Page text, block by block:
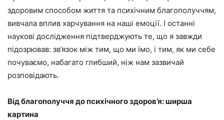
здоровим способом життя та психічним благополуччям,
вивчала вплив харчування на наші емоції. І останні
наукові дослідження підтверджують те, що я завжди
підозрював: зв’язок між тим, що ми їмо, і тим, як ми себе
почуваємо, набагато глибший, ніж нам зазвичай
розповідають.
Від благополуччя до психічного здоров’я: ширша
картина